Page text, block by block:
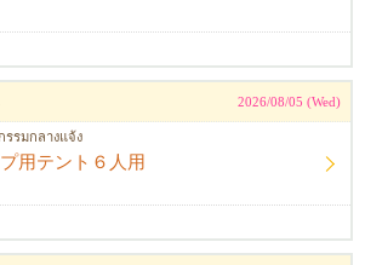
2026/08/05 (Wed)
รรมกลางแจ้ง
用テント６人用